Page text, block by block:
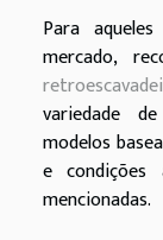
Para
mercado,
variedade
modelos
e
mencionadas.